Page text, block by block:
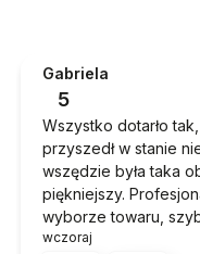
Gabriela
5
Wszystko dotarło
przyszedł w stanie
wszędzie była taka
piękniejszy.
wyborze towaru,
wczoraj